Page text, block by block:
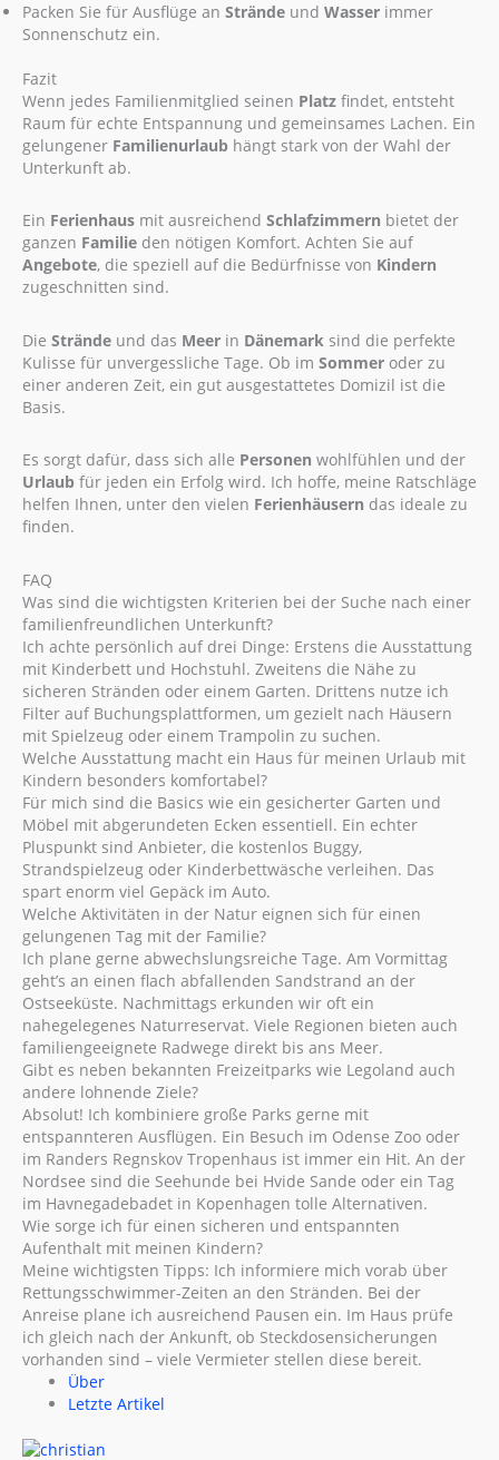
Packen Sie für Ausflüge an Strände und Wasser immer
Sonnenschutz ein.
Fazit
Wenn jedes Familienmitglied seinen Platz findet, entsteht
Raum für echte Entspannung und gemeinsames Lachen. Ein
gelungener Familienurlaub hängt stark von der Wahl der
Unterkunft ab.
Ein Ferienhaus mit ausreichend Schlafzimmern bietet der
ganzen Familie den nötigen Komfort. Achten Sie auf
Angebote, die speziell auf die Bedürfnisse von Kindern
zugeschnitten sind.
Die Strände und das Meer in Dänemark sind die perfekte
Kulisse für unvergessliche Tage. Ob im Sommer oder zu
einer anderen Zeit, ein gut ausgestattetes Domizil ist die
Basis.
Es sorgt dafür, dass sich alle Personen wohlfühlen und der
Urlaub für jeden ein Erfolg wird. Ich hoffe, meine Ratschläge
helfen Ihnen, unter den vielen Ferienhäusern das ideale zu
finden.
FAQ
Was sind die wichtigsten Kriterien bei der Suche nach einer
familienfreundlichen Unterkunft?
Ich achte persönlich auf drei Dinge: Erstens die Ausstattung
mit Kinderbett und Hochstuhl. Zweitens die Nähe zu
sicheren Stränden oder einem Garten. Drittens nutze ich
Filter auf Buchungsplattformen, um gezielt nach Häusern
mit Spielzeug oder einem Trampolin zu suchen.
Welche Ausstattung macht ein Haus für meinen Urlaub mit
Kindern besonders komfortabel?
Für mich sind die Basics wie ein gesicherter Garten und
Möbel mit abgerundeten Ecken essentiell. Ein echter
Pluspunkt sind Anbieter, die kostenlos Buggy,
Strandspielzeug oder Kinderbettwäsche verleihen. Das
spart enorm viel Gepäck im Auto.
Welche Aktivitäten in der Natur eignen sich für einen
gelungenen Tag mit der Familie?
Ich plane gerne abwechslungsreiche Tage. Am Vormittag
geht’s an einen flach abfallenden Sandstrand an der
Ostseeküste. Nachmittags erkunden wir oft ein
nahegelegenes Naturreservat. Viele Regionen bieten auch
familiengeeignete Radwege direkt bis ans Meer.
Gibt es neben bekannten Freizeitparks wie Legoland auch
andere lohnende Ziele?
Absolut! Ich kombiniere große Parks gerne mit
entspannteren Ausflügen. Ein Besuch im Odense Zoo oder
im Randers Regnskov Tropenhaus ist immer ein Hit. An der
Nordsee sind die Seehunde bei Hvide Sande oder ein Tag
im Havnegadebadet in Kopenhagen tolle Alternativen.
Wie sorge ich für einen sicheren und entspannten
Aufenthalt mit meinen Kindern?
Meine wichtigsten Tipps: Ich informiere mich vorab über
Rettungsschwimmer-Zeiten an den Stränden. Bei der
Anreise plane ich ausreichend Pausen ein. Im Haus prüfe
ich gleich nach der Ankunft, ob Steckdosensicherungen
vorhanden sind – viele Vermieter stellen diese bereit.
Über
Letzte Artikel